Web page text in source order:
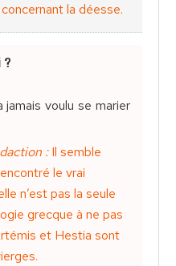
la déesse.
jamais voulu se marier
:Il semble
le vrai
n’est pas la seule
grecque à ne pas
et Hestia sont